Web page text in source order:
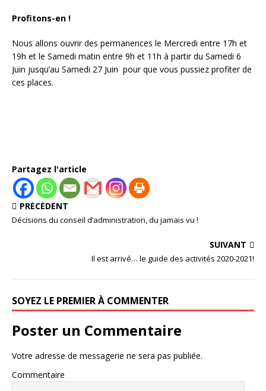
Profitons-en !
Nous allons ouvrir des permanences le Mercredi entre 17h et
19h et le Samedi matin entre 9h et 11h à partir du Samedi 6
Juin jusqu’au Samedi 27 Juin pour que vous pussiez profiter de
ces places.
Partagez l'article
PRÉCÉDENT
Décisions du conseil d’administration, du jamais vu !
SUIVANT
Il est arrivé… le guide des activités 2020-2021!
SOYEZ LE PREMIER À COMMENTER
Poster un Commentaire
Votre adresse de messagerie ne sera pas publiée.
Commentaire